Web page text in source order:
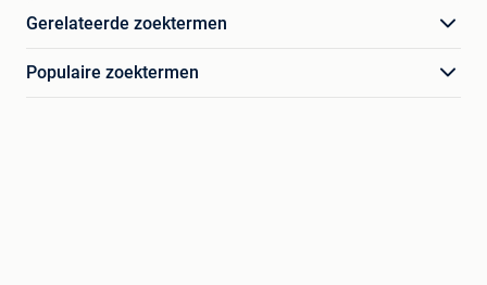
Gerelateerde zoektermen
Populaire zoektermen